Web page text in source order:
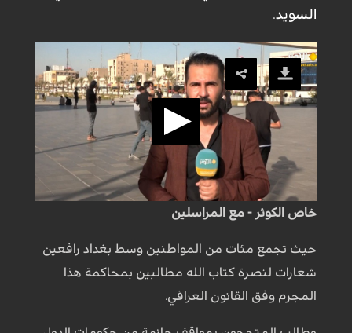
السويد.
خاص الكوثر - مع المراسلين
حيث تجمع مئات من المواطنين وسط بغداد رافعين
شعارات لنصرة كتاب الله مطالبين بمحاكمة هذا
المجرم وفق القانون العراقي.